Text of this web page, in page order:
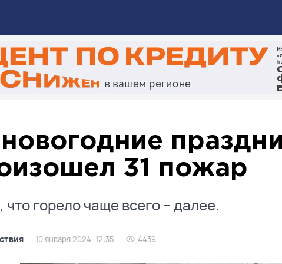
31 пожар
что горело чаще всего – далее.
10 января 2024, 12:35 4439